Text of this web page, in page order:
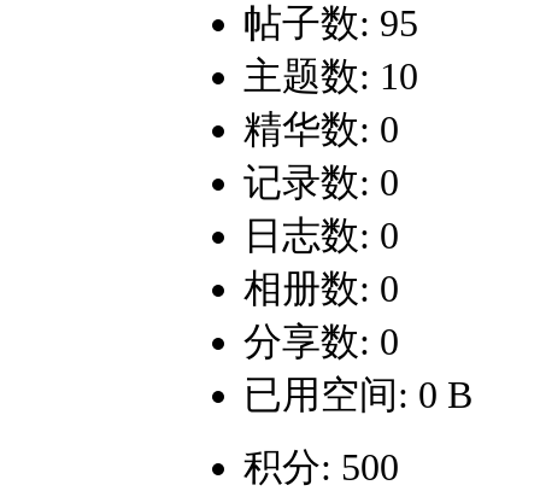
帖子数: 95
主题数: 10
精华数: 0
记录数: 0
日志数: 0
相册数: 0
分享数: 0
已用空间: 0 B
积分: 500